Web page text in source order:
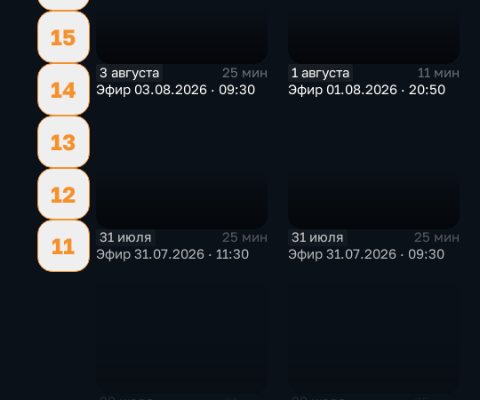
15
14
13
12
11
3 августа
25 мин
Эфир 03.08.2026 · 09:30
1 августа
11 мин
Эфир 01.08.2026 · 20:50
31 июля
25 мин
Эфир 31.07.2026 · 11:30
31 июля
25 мин
Эфир 31.07.2026 · 09:30